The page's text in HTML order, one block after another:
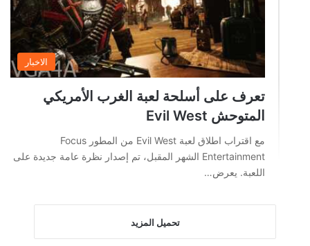
الاخبار
تعرف على أسلحة لعبة الغرب الأمريكي
المتوحش Evil West
مع اقتراب اطلاق لعبة Evil West من المطور Focus
Entertainment الشهر المقبل، تم إصدار نظرة عامة جديدة على
اللعبة. يعرض…
تحميل المزيد